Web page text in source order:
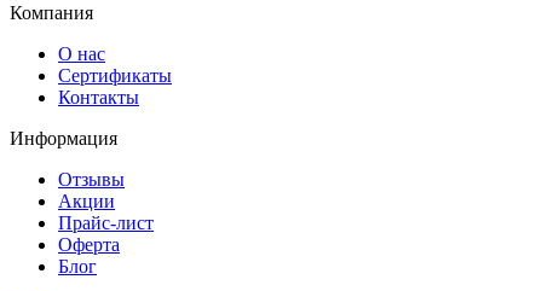
Компания
О нас
Сертификаты
Контакты
Информация
Отзывы
Акции
Прайс-лист
Оферта
Блог